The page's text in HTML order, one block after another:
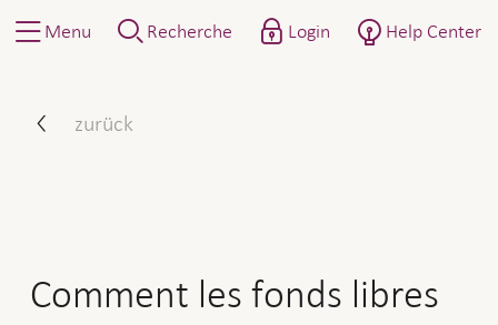
Menu Recherche Login Help Center
zurück
Comment les fonds libres